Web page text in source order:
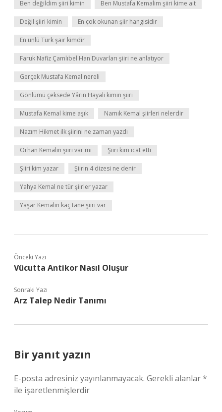
Ben değildim şiiri kimin Ben Mustafa Kemalim şiiri kime ait
Değil şiiri kimin En çok okunan şiir hangisidir
En ünlü Türk şair kimdir
Faruk Nafiz Çamlıbel Han Duvarları şiiri ne anlatıyor
Gerçek Mustafa Kemal nereli
Gönlümü çeksede Yârin Hayali kimin şiiri
Mustafa Kemal kime aşık Namık Kemal şiirleri nelerdir
Nazım Hikmet ilk şiirini ne zaman yazdı
Orhan Kemalin şiiri var mı Şiiri kim icat etti
Şiiri kim yazar Şiirin 4 dizesi ne denir
Yahya Kemal ne tür şiirler yazar
Yaşar Kemalin kaç tane şiiri var
Önceki Yazı
Vücutta Antikor Nasıl Oluşur
Sonraki Yazı
Arz Talep Nedir Tanımı
Bir yanıt yazın
E-posta adresiniz yayınlanmayacak. Gerekli alanlar*
ile işaretlenmişlerdir